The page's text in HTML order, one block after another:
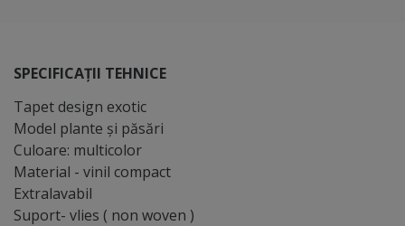
SPECIFICAȚII TEHNICE
Tapet design exotic
Model plante şi păsări
Culoare: multicolor
Material - vinil compact
Extralavabil
Suport- vlies ( non woven )